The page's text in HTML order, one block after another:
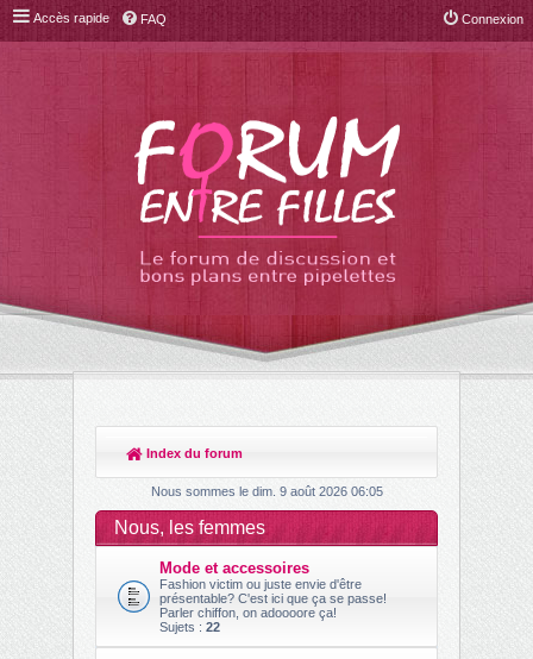
Accès rapide FAQ Connexion
Index du forum
ec
her
Nous sommes le dim. 9 août 2026 06:05
Nous, les femmes
Mode et accessoires
Fashion victim ou juste envie d'être
présentable? C'est ici que ça se passe!
Parler chiffon, on adoooore ça!
Sujets : 22